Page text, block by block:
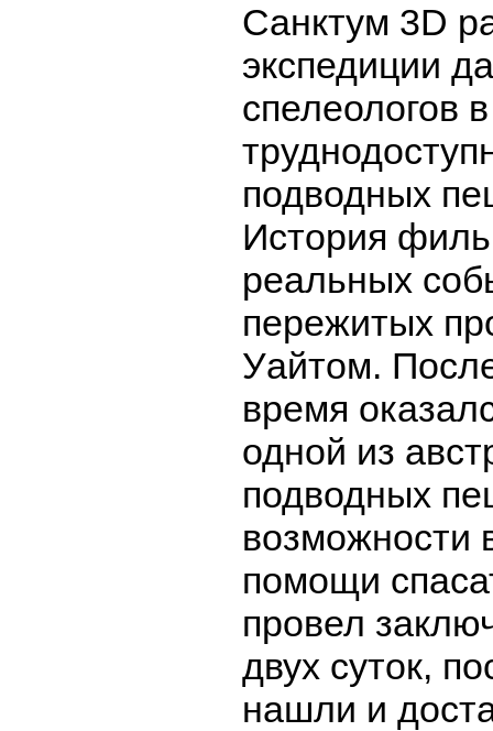
Санктум 3D
экспедиции
спелеологов
подводных
История
реальных
пережитых
Уайтом.
время
одной из
подводных
возможности
помощи
провел
двух суток,
нашли и